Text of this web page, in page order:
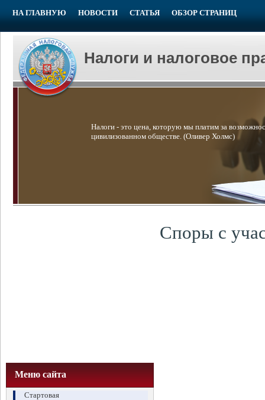
НА ГЛАВНУЮ НОВОСТИ СТАТЬЯ ОБЗОР СТРАНИЦ
Налоги и налоговое
Налоги - это цена, которую мы платим за
цивилизованном обществе. (Оливер Холмс)
Меню сайта
Стартовая
Споры с